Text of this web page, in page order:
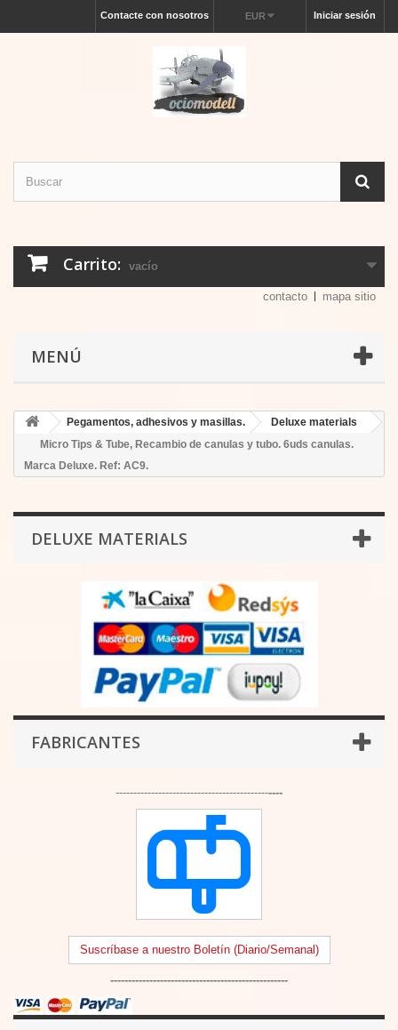
Iniciar sesión
EUR
Contacte con nosotros
Carrito: vacío
contacto mapa sitio
MENÚ
Pegamentos, adhesivos y masillas.
Deluxe materials
Micro Tips & Tube, Recambio de canulas y tubo. 6uds canulas.
Marca Deluxe. Ref: AC9.
DELUXE MATERIALS
FABRICANTES
-----------------------------------------------
Suscríbase a nuestro Boletín (Diario/Semanal)
--------------------------------------------------